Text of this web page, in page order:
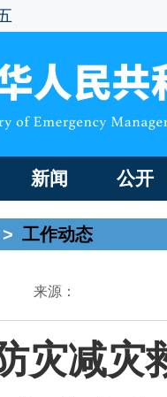
新闻 公开
> 工作动态
来源：
灾减灾